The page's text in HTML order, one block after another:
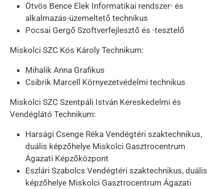
Ötvös Bence Elek Informatikai rendszer- és
alkalmazás-üzemeltető technikus
Pocsai Gergő Szoftverfejlesztő és -tesztelő
Miskolci SZC Kós Károly Technikum:
Mihalik Anna Grafikus
Csibrik Marcell Környezetvédelmi technikus
Miskolci SZC Szentpáli István Kereskedelmi és
Vendéglátó Technikum:
Harsági Csenge Réka Vendégtéri szaktechnikus,
duális képzőhelye Miskolci Gasztrocentrum
Ágazati Képzőközpont
Eszlári Szabolcs Vendégtéri szaktechnikus, duális
képzőhelye Miskolci Gasztrocentrum Ágazati